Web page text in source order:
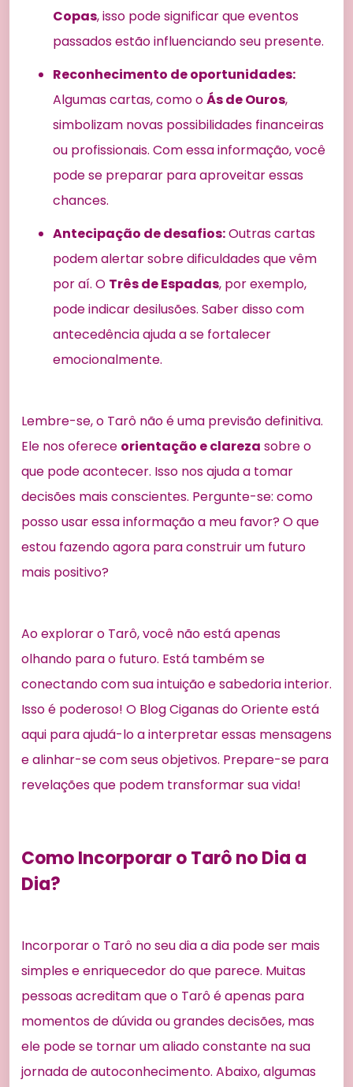
Copas, isso pode significar que eventos
passados estão influenciando seu presente.
Reconhecimento de oportunidades:
Algumas cartas, como oÁs de Ouros,
simbolizam novas possibilidades financeiras
ou profissionais. Com essa informação, você
pode se preparar para aproveitar essas
chances.
Antecipação de desafios:Outras cartas
podem alertar sobre dificuldades que vêm
por aí. O Três de Espadas, por exemplo,
pode indicar desilusões. Saber disso com
antecedência ajuda a se fortalecer
emocionalmente.
Lembre-se, o Tarô não é uma previsão definitiva.
Ele nos oferece orientação e clareza sobre o
que pode acontecer. Isso nos ajuda a tomar
decisões mais conscientes. Pergunte-se: como
posso usar essa informação a meu favor? O que
estou fazendo agora para construir um futuro
mais positivo?
Ao explorar o Tarô, você não está apenas
olhando para o futuro. Está também se
conectando com sua intuição e sabedoria interior.
Isso é poderoso! O Blog Ciganas do Oriente está
aqui para ajudá-lo a interpretar essas mensagens
e alinhar-se com seus objetivos. Prepare-se para
revelações que podem transformar sua vida!
Como Incorporar o Tarô no Dia a
Dia?
Incorporar o Tarô no seu dia a dia pode ser mais
simples e enriquecedor do que parece. Muitas
pessoas acreditam que o Tarô é apenas para
momentos de dúvida ou grandes decisões, mas
ele pode se tornar um aliado constante na sua
jornada de autoconhecimento. Abaixo, algumas